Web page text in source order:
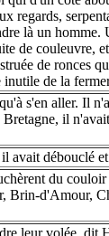
regards,
là un homme.
de couleuvre,
de ronces
de la
s'en aller. Il
il
avait débouclé
du couloir
Brin-d'Amour,
leur volée, dit